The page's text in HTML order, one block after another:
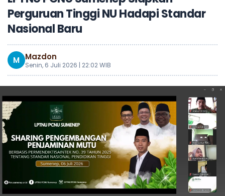
Perguruan Tinggi NU Hadapi Standar
Nasional Baru
M Mazdon
Senin, 6 Juli 2026 | 22:02 WIB